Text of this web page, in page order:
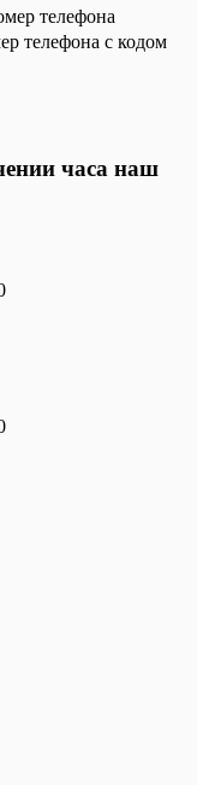
телефона
телефона с кодом
часа наш